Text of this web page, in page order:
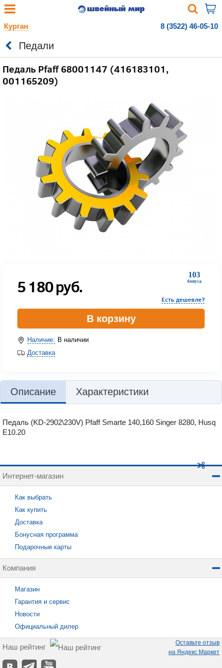
Курган 8 (3522) 46-05-10
Педали
Педаль Pfaff 68001147 (416183101,
001165209)
103
бонуса
5 180руб.
Есть дешевле?
В корзину
Наличие: В наличии
Доставка
Описание Характеристики
Педаль (KD-2902\230V) Pfaff Smarte 140,160 Singer 8280, Husq
E10.20
Интернет-магазин
Как выбрать
Как купить
Доставка
Бонусная программа
Подарочные карты
Компания
Магазин
Гарантия и сервис
Новости
Официальный дилер
Наш рейтинг
Оставьте отзыв
на Яндекс Маркет